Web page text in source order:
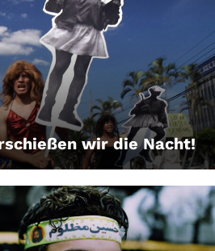
wir die Nacht!